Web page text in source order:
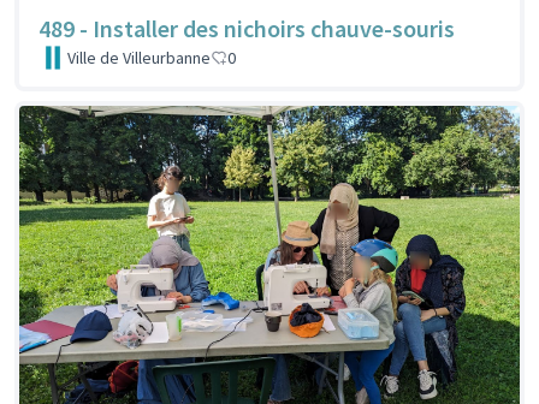
489 - Installer des nichoirs chauve-souris
Ville de Villeurbanne 0